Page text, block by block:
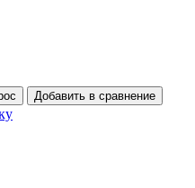
Добавить в сравнение